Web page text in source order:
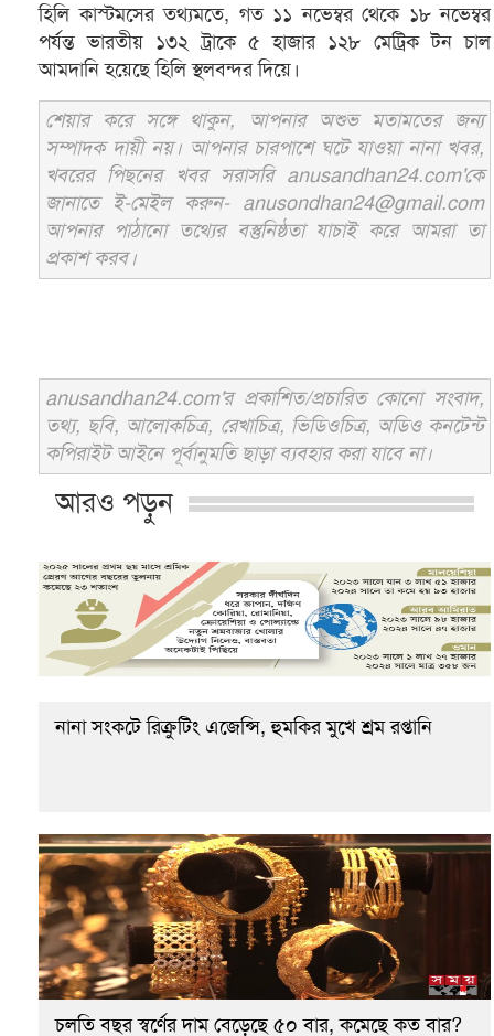
হিলি কাস্টমসের তথ্যমতে, গত ১১ নভেম্বর থেকে ১৮ নভেম্বর
পর্যন্ত ভারতীয় ১৩২ ট্রাকে ৫ হাজার ১২৮ মেট্রিক টন চাল
আমদানি হয়েছে হিলি স্থলবন্দর দিয়ে।
শেয়ার করে সঙ্গে থাকুন, আপনার অশুভ মতামতের জন্য
সম্পাদক দায়ী নয়। আপনার চারপাশে ঘটে যাওয়া নানা খবর,
খবরের পিছনের খবর সরাসরি anusandhan24.com'কে
জানাতে ই-মেইল করুন- anusondhan24@gmail.com
আপনার পাঠানো তথ্যের বস্তুনিষ্ঠতা যাচাই করে আমরা তা
প্রকাশ করব।
anusandhan24.com'র প্রকাশিত/প্রচারিত কোনো সংবাদ,
তথ্য, ছবি, আলোকচিত্র, রেখাচিত্র, ভিডিওচিত্র, অডিও কনটেন্ট
কপিরাইট আইনে পূর্বানুমতি ছাড়া ব্যবহার করা যাবে না।
আরও পড়ুন
নানা সংকটে রিক্রুটিং এজেন্সি, হুমকির মুখে শ্রম রপ্তানি
চলতি বছর স্বর্ণের দাম বেড়েছে ৫০ বার, কমেছে কত বার?